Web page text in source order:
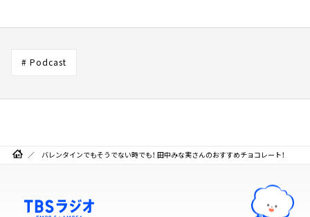
# Podcast
バレンタインでもそうでない時でも！ 田中みな実さんのおすすめチョコレート！